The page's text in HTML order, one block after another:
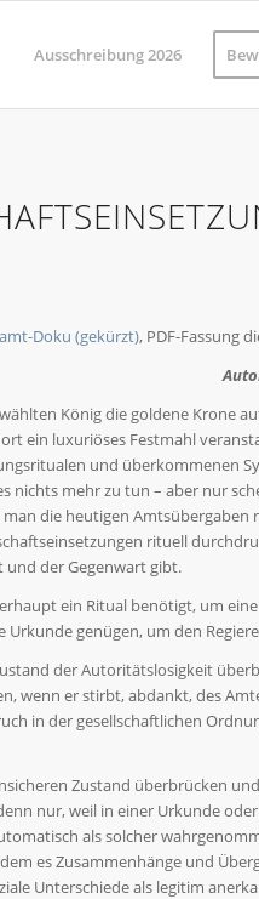
Ausschreibung 2026
Doku (gekürzt), PDF-Fassung
König die goldene Krone
ein luxuriöses Festmahl
und überkommenen
nichts mehr zu tun – aber nur
die heutigen
rituell
und der Gegenwart gibt.
ein Ritual benötigt, um
Urkunde genügen, um den
der Autoritätslosigkeit
wenn er stirbt, abdankt, des
in der gesellschaftlichen
Zustand überbrücken
nur, weil in einer Urkunde
als solcher
es Zusammenhänge und
Unterschiede als legitim